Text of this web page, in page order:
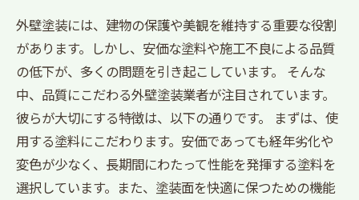
外壁塗装には、建物の保護や美観を維持する重要な役割
があります。しかし、安価な塗料や施工不良による品質
の低下が、多くの問題を引き起こしています。 そんな
中、品質にこだわる外壁塗装業者が注目されています。
彼らが大切にする特徴は、以下の通りです。 まずは、使
用する塗料にこだわります。安価であっても経年劣化や
変色が少なく、長期間にわたって性能を発揮する塗料を
選択しています。また、塗装面を快適に保つための機能